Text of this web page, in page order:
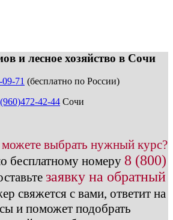
и лесное хозяйство в Сочи
71 (бесплатно по России)
42-44 Сочи
выбрать нужный курс?
бесплатному номеру 8 (800)
заявку на обратный
свяжется с вами, ответит на
и поможет подобрать